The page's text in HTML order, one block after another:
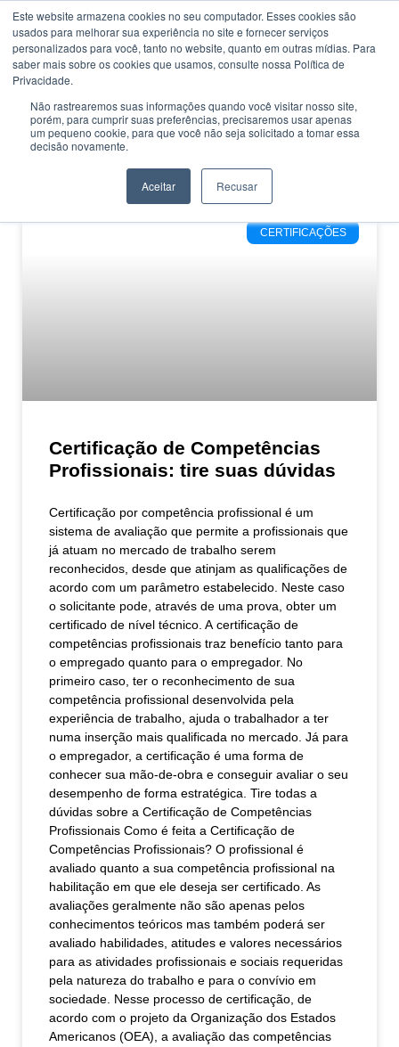
Este website armazena cookies no seu computador. Esses cookies são
usados ​​para melhorar sua experiência no site e fornecer serviços
personalizados para você, tanto no website, quanto em outras mídias. Para
saber mais sobre os cookies que usamos, consulte nossa Política de
Privacidade.
Não rastrearemos suas informações quando você visitar nosso site,
porém, para cumprir suas preferências, precisaremos usar apenas
um pequeno cookie, para que você não seja solicitado a tomar essa
decisão novamente.
Aceitar Recusar
CATEGORIA
Técnico em Manutenção
Automotiva
CERTIFICAÇÕES
Certificação de Competências
Profissionais: tire suas dúvidas
Certificação por competência profissional é um
sistema de avaliação que permite a profissionais que
já atuam no mercado de trabalho serem
reconhecidos, desde que atinjam as qualificações de
acordo com um parâmetro estabelecido. Neste caso
o solicitante pode, através de uma prova, obter um
certificado de nível técnico. A certificação de
competências profissionais traz benefício tanto para
o empregado quanto para o empregador. No
primeiro caso, ter o reconhecimento de sua
competência profissional desenvolvida pela
experiência de trabalho, ajuda o trabalhador a ter
numa inserção mais qualificada no mercado. Já para
o empregador, a certificação é uma forma de
conhecer sua mão-de-obra e conseguir avaliar o seu
desempenho de forma estratégica. Tire todas a
dúvidas sobre a Certificação de Competências
Profissionais Como é feita a Certificação de
Competências Profissionais? O profissional é
avaliado quanto a sua competência profissional na
habilitação em que ele deseja ser certificado. As
avaliações geralmente não são apenas pelos
conhecimentos teóricos mas também poderá ser
avaliado habilidades, atitudes e valores necessários
para as atividades profissionais e sociais requeridas
pela natureza do trabalho e para o convívio em
sociedade. Nesse processo de certificação, de
acordo com o projeto da Organização dos Estados
Americanos (OEA), a avaliação das competências